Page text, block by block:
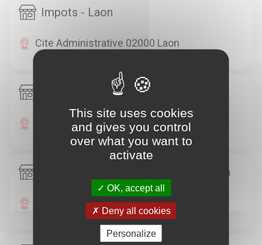
Impots - Laon
Cite Administrative 02000 Laon
Paierie Departementale - Laon
13 R Signier 02000 Laon
Tresorerie Generale de l'Aisne - Laon
28 R St Martin 02000 Laon
This site uses cookies
and gives you control
over what you want to
activate
OK, accept all
Deny all cookies
Personalize